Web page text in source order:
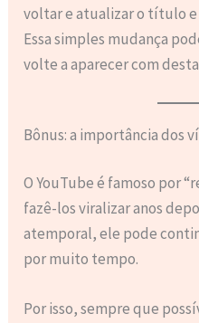
voltar e atualizar o título e
Essa simples mudança
volte a aparecer com
Bônus: a importância dos
O YouTube é famoso por
fazê-los viralizar anos
atemporal, ele pode
por muito tempo.
Por isso, sempre que